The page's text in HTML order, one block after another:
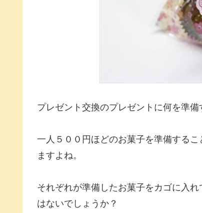
プレゼント交換のプレゼントに何を準備
一人５００円ほどのお菓子を準備する
ますよね。
それぞれが準備したお菓子をカゴに入
はないでしょうか？